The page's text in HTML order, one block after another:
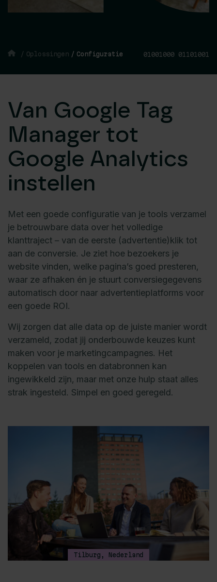
/ Oplossingen / Configuratie 01001000 01101001
Van Google Tag
Manager tot
Google Analytics
instellen
Met een goede configuratie van je tools verzamel
je betrouwbare data over het volledige
klanttraject – van de eerste (advertentie)klik tot
aan de conversie. Je ziet hoe bezoekers je
website vinden, welke pagina’s goed presteren,
waar ze afhaken én je stuurt conversiegegevens
automatisch door naar advertentieplatforms voor
een goede ROI.
Wij zorgen dat alle data op de juiste manier wordt
verzameld, zodat jij onderbouwde keuzes kunt
maken voor je marketingcampagnes. Het
koppelen van tools en databronnen kan
ingewikkeld zijn, maar met onze hulp staat alles
strak ingesteld. Simpel en goed geregeld.
Tilburg, Nederland